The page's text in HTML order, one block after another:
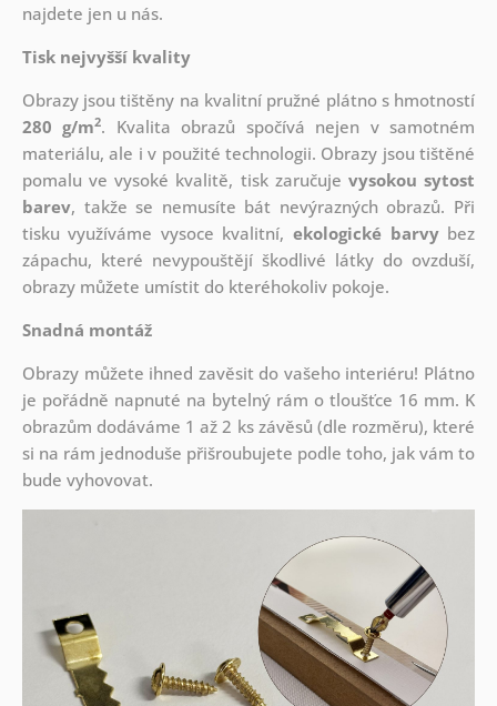
najdete jen u nás.
Tisk nejvyšší kvality
Obrazy jsou tištěny na kvalitní pružné plátno s hmotností
280 g/m2. Kvalita obrazů spočívá nejen v samotném
materiálu, ale i v použité technologii. Obrazy jsou tištěné
pomalu ve vysoké kvalitě, tisk zaručuje vysokou sytost
barev, takže se nemusíte bát nevýrazných obrazů. Při
tisku využíváme vysoce kvalitní,ekologické barvybez
zápachu, které nevypouštějí škodlivé látky do ovzduší,
obrazy můžete umístit do kteréhokoliv pokoje.
Snadná montáž
Obrazy můžete ihned zavěsit do vašeho interiéru! Plátno
je pořádně napnuté na bytelný rám o tloušťce 16 mm. K
obrazům dodáváme 1 až 2 ks závěsů (dle rozměru), které
si na rám jednoduše přišroubujete podle toho, jak vám to
bude vyhovovat.